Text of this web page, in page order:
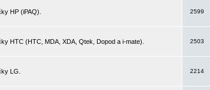
HP (iPAQ).
2599
HTC (HTC, MDA, XDA, Qtek, Dopod a i-mate).
2503
LG.
2214